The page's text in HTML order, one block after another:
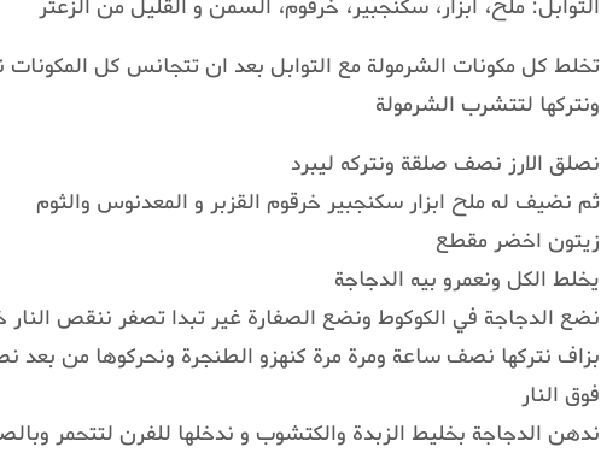
تخلط كل مكونات الشرمولة مع التوابل بعد ان تتجانس كل
ونتركها لتتشرب الشرمولة
نصلق الارز نصف صلقة ونتركه ليبرد
ثم نضيف له ملح ابزار سكنجبير خرقوم القزبر و المعدنوس والثوم
زيتون اخضر مقطع
يخلط الكل ونعمرو بيه الدجاجة
نضع الدجاجة في الكوكوط ونضع الصفارة غير تبدا تصفر ننقص النار
بزاف نتركها نصف ساعة ومرة مرة كنهزو الطنجرة ونحركوها من
فوق النار
ندهن الدجاجة بخليط الزبدة والكتشوب و ندخلها للفرن لتتحمر